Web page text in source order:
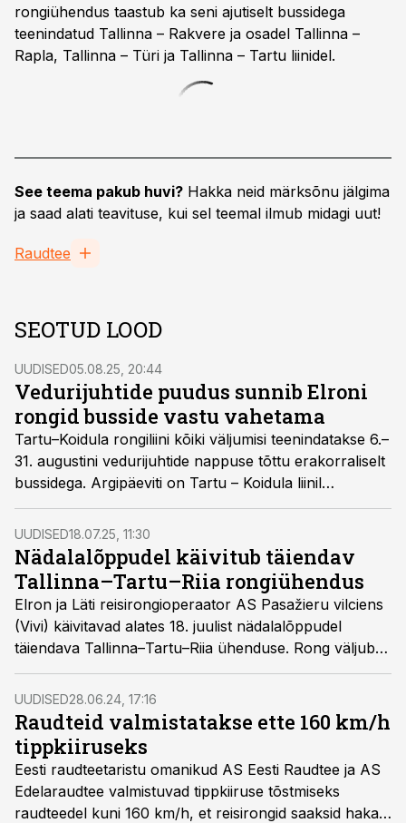
rongiühendus taastub ka seni ajutiselt bussidega
teenindatud Tallinna – Rakvere ja osadel Tallinna –
Rapla, Tallinna – Türi ja Tallinna – Tartu liinidel.
See teema pakub huvi? Hakka neid märksõnu jälgima
ja saad alati teavituse, kui sel teemal ilmub midagi uut!
Raudtee
SEOTUD LOOD
UUDISED05.08.25, 20:44
Vedurijuhtide puudus sunnib Elroni
rongid busside vastu vahetama
Tartu–Koidula rongiliini kõiki väljumisi teenindatakse 6.–
31. augustini vedurijuhtide nappuse tõttu erakorraliselt
bussidega. Argipäeviti on Tartu – Koidula liinil
tavapäraselt neli ja nädalavahetustel kuus väljumist
päevas.
UUDISED18.07.25, 11:30
Nädalalõppudel käivitub täiendav
Tallinna–Tartu–Riia rongiühendus
Elron ja Läti reisirongioperaator AS Pasažieru vilciens
(Vivi) käivitavad alates 18. juulist nädalalõppudel
täiendava Tallinna–Tartu–Riia ühenduse. Rong väljub
reedeti, laupäeviti ja pühapäeviti Tallinnast kell 13:23,
Tartust kell 16:14 ja saabub Riiga kell 20:17.
UUDISED28.06.24, 17:16
Raudteid valmistatakse ette 160 km/h
tippkiiruseks
Eesti raudteetaristu omanikud AS Eesti Raudtee ja AS
Edelaraudtee valmistuvad tippkiiruse tõstmiseks
raudteedel kuni 160 km/h, et reisirongid saaksid hakata